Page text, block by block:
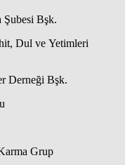
Bşk.
Dul ve Yetimleri
Bşk.
Grup